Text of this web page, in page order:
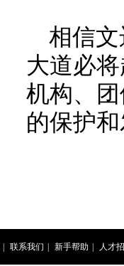
相信
大道必
机构、
的保护
联系我们 新手帮助 人才